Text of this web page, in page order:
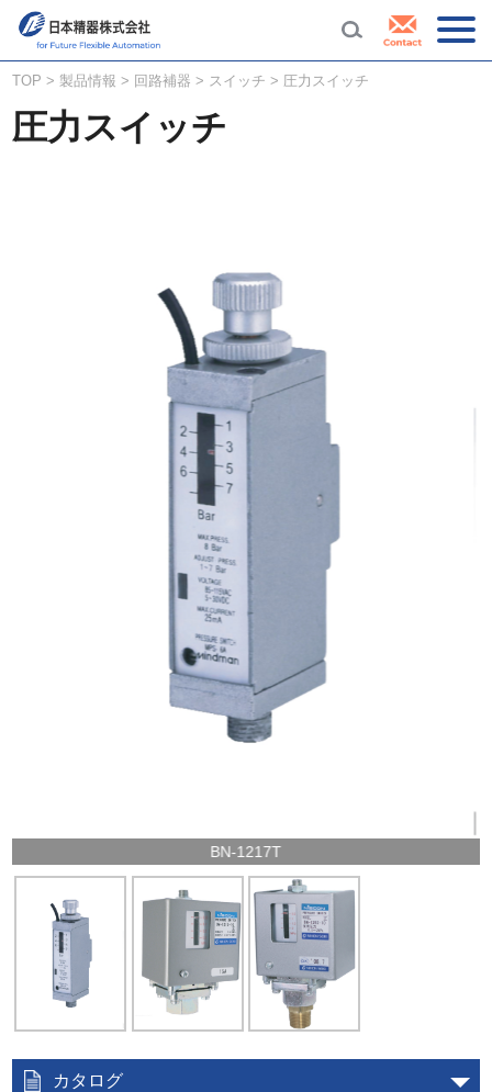
TOP > 製品情報 > 回路補器 > スイッチ > 圧力スイッチ
圧力スイッチ
BN-1217T
カタログ